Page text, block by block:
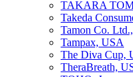
TAKARA
Takeda
Tamon Co. Ltd.,
Tampax, USA
The Diva Cup,
TheraBreath,